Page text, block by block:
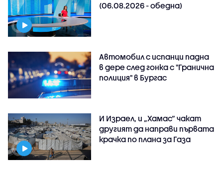
(06.08.2026 - обедна)
Автомобил с испанци падна
в дере след гонка с "Гранична
полиция" в Бургас
И Израел, и „Хамас“ чакат
другият да направи първата
крачка по плана за Газа